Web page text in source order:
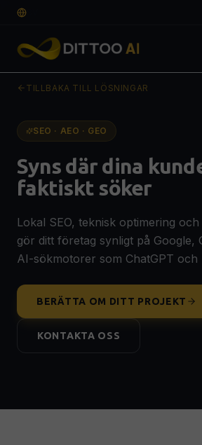
DIGITAL GRUND
🌐 Professionell hemsida som konverterar
🛒 E-handel
🎨 Grafisk Design & Branding
Logotyp, visuell identitet & guidelines
SEO, AEO & GEO-optimering
Syns på Google, ChatGPT & AI-sökning
Leadgenerering & Google Ads
📊Analytics & Tracking
OFFERT
TILLBAKA TILL LÖSNINGAR
SEO · AEO · GEO
Syns där dina
faktiskt söker
Lokal SEO, teknisk optimering och
gör ditt företag synligt på Google,
AI-sökmotorer som ChatGPT och
BERÄTTA OM DITT PROJEKT
KONTAKTA OSS